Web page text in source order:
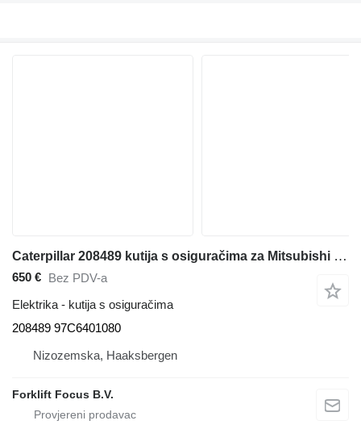
Caterpillar 208489 kutija s osiguračima za Mitsubishi FBP16-30 viljuškara na tri točka
650 € Bez PDV-a
Elektrika - kutija s osiguračima
208489 97C6401080
Nizozemska, Haaksbergen
Forklift Focus B.V.